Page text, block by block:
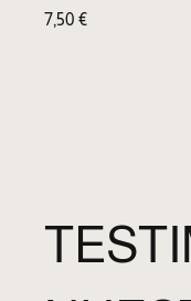
7,50 €